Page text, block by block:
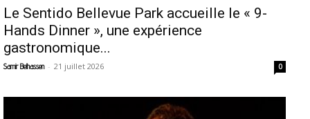
Le Sentido Bellevue Park accueille le « 9-
Hands Dinner », une expérience
gastronomique...
Samir Belhassen - 21 juillet 2026 0